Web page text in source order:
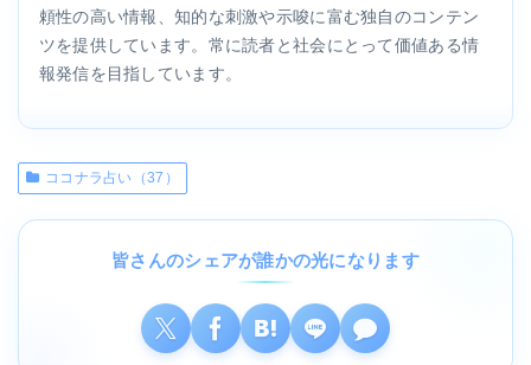
頼性の高い情報、知的な刺激や示唆に富む独自のコンテン
ツを提供しています。常に読者と社会にとって価値ある情
報発信を目指しています。
ココナラ占い（37）
皆さんのシェアが誰かの光になります